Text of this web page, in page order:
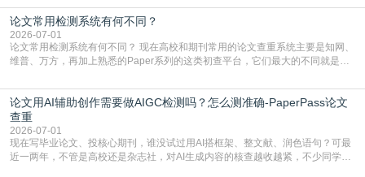
但很多人忽略了，AI生成的内容天生带有重复风险——训练AI的数据集本身就包
含大量已公开的学术内容、网络原创内容，AI输出内容时很容易无意识拼接出重
复片
论文常用检测系统有何不同？
2026-07-01
论文常用检测系统有何不同？ 现在高校和期刊常用的论文查重系统主要是知网、
维普、万方，再加上熟悉的Paper系列的这类初查平台，它们最大的不同就是数
查数值误导。知网（CNKI）是学校定稿检测的绝对主流。本科用PMLC，含大学
生联合比对库，能比历届学长论文，硕博用VIP/TMLC，含学术论文联合比对
库，期刊投稿用AMLMC/SML
论文用AI辅助创作需要做AIGC检测吗？怎么测准确-PaperPass论文
查重
2026-07-01
现在写毕业论文、投核心期刊，谁没试过用AI搭框架、整文献、润色语句？可最
近一两年，不管是高校还是杂志社，对AI生成内容的核查越收越紧，不少同学投